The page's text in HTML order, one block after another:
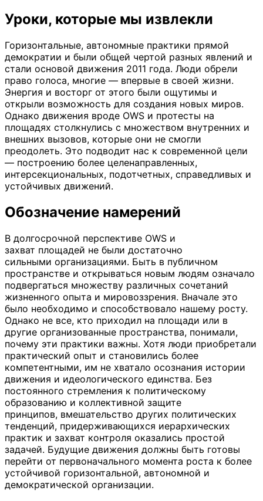
Уроки, которые мы извлекли
Горизонтальные, автономные практики прямой
демократии и были общей чертой разных явлений и
стали основой движения 2011 года. Люди обрели
право голоса, многие — впервые в своей жизни.
Энергия и восторг от этого были ощутимы и
открыли возможность для создания новых миров.
Однако движения вроде OWS и протесты на
площадях столкнулись с множеством внутренних и
внешних вызовов, которые они не смогли
преодолеть. Это подводит нас к современной цели
— построению более целенаправленных,
интерсекциональных, подотчетных, справедливых и
устойчивых движений.
Обозначение намерений
В долгосрочной перспективе OWS и
захват площадей не были достаточно
сильными организациями. Быть в публичном
пространстве и открываться новым людям означало
подвергаться множеству различных сочетаний
жизненного опыта и мировоззрения. Вначале это
было необходимо и способствовало нашему росту.
Однако не все, кто приходил на площади или в
другие организованные пространства, понимали,
почему эти практики важны. Хотя люди приобретали
практический опыт и становились более
компетентными, им не хватало осознания истории
движения и идеологического единства. Без
постоянного стремления к политическому
образованию и коллективной защите
принципов, вмешательство других политических
тенденций, придерживающихся иерархических
практик и захват контроля оказались простой
задачей. Будущие движения должны быть готовы
перейти от первоначального момента роста к более
устойчивой горизонтальной, автономной и
демократической организации.